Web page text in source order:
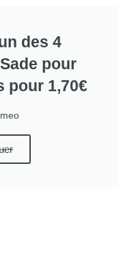
des 4
pour
pour 1,70€